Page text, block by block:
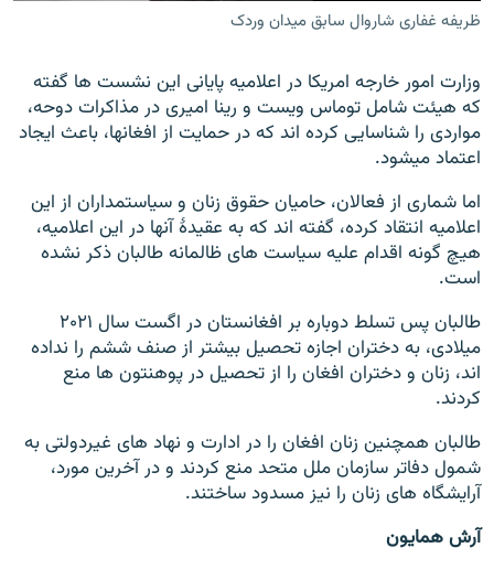
ظریفه غفاری شاروال سابق میدان وردک
وزارت امور خارجه امریکا در اعلامیه پایانی این نشست ها گفته
که هیئت شامل توماس ویست و رینا امیری در مذاکرات دوحه،
مواردی را شناسایی کرده اند که در حمایت از افغانها، باعث ایجاد
اعتماد میشود.
اما شماری از فعالان، حامیان حقوق زنان و سیاستمداران از این
اعلامیه انتقاد کرده، گفته اند که به عقیدۀ آنها در این اعلامیه،
هیچ گونه اقدام علیه سیاست های ظالمانه طالبان ذکر نشده
است.
طالبان پس تسلط دوباره بر افغانستان در اگست سال ۲۰۲۱
میلادی، به دختران اجازه تحصیل بیشتر از صنف ششم را نداده
اند، زنان و دختران افغان را از تحصیل در پوهنتون ها منع
کردند.
طالبان همچنین زنان افغان را در ادارت و نهاد های غیردولتی به
شمول دفاتر سازمان ملل متحد منع کردند و در آخرین مورد،
آرایشگاه های زنان را نیز مسدود ساختند.
آرش همایون